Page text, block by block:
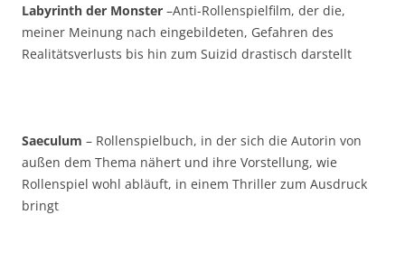
Labyrinth der Monster –Anti-Rollenspielfilm, der die,
meiner Meinung nach eingebildeten, Gefahren des
Realitätsverlusts bis hin zum Suizid drastisch darstellt
Saeculum – Rollenspielbuch, in der sich die Autorin von
außen dem Thema nähert und ihre Vorstellung, wie
Rollenspiel wohl abläuft, in einem Thriller zum Ausdruck
bringt